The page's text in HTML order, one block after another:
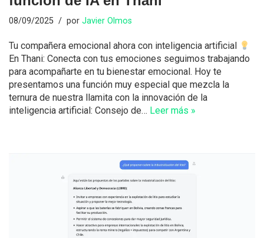
08/09/2025 por Javier Olmos
Tu compañera emocional ahora con inteligencia artificial
En Thani: Conecta con tus emociones seguimos trabajando
para acompañarte en tu bienestar emocional. Hoy te
presentamos una función muy especial que mezcla la
ternura de nuestra llamita con la innovación de la
inteligencia artificial: Consejo de… Leer más »